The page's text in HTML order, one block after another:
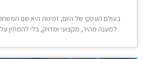
בעולם העסקי של היום, זמינות היא שם
למענה מהיר, מקצועי ומדויק, בלי להמתין על